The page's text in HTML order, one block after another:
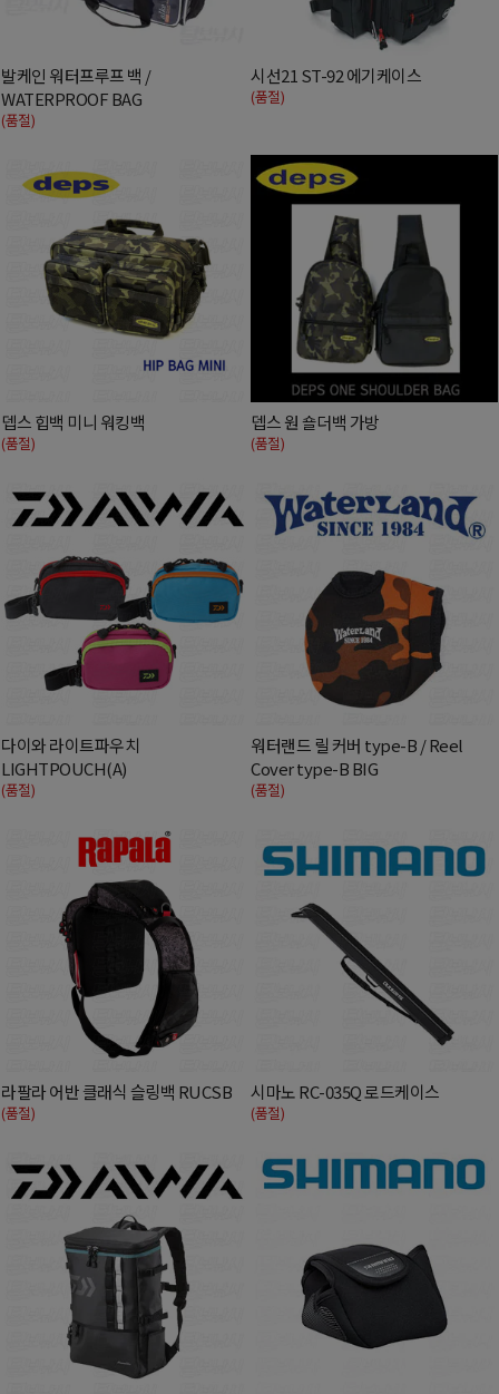
발케인 워터프루프 백 /
WATERPROOF BAG
(품절)
시선21 ST-92 에기케이스
(품절)
뎁스 힙백 미니 워킹백
(품절)
뎁스 원 숄더백 가방
(품절)
다이와 라이트파우치
LIGHTPOUCH(A)
(품절)
워터랜드 릴 커버 type-B / Reel
Cover type-B BIG
(품절)
라팔라 어반 클래식 슬링백 RUCSB
(품절)
시마노 RC-035Q 로드케이스
(품절)